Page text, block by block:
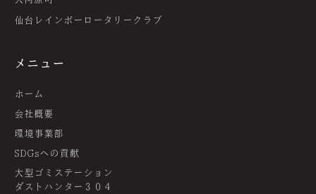
仙台レインボーロータリークラブ
メニュー
ホーム
会社概要
環境事業部
SDGsへの貢献
大型ゴミステーション
ダストハンター３０４